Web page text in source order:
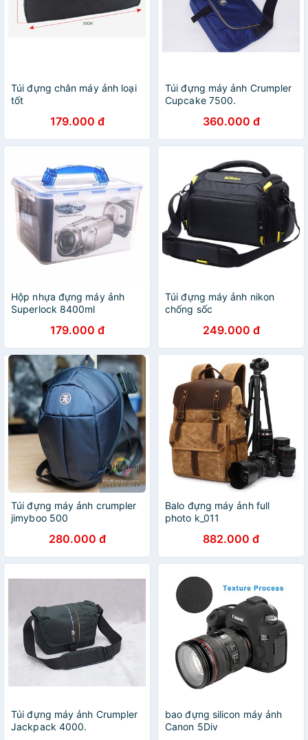
Túi đựng chân máy ảnh loại
tốt
179.000 đ
Túi đựng máy ảnh Crumpler
Cupcake 7500.
360.000 đ
Hộp nhựa đựng máy ảnh
Superlock 8400ml
179.000 đ
Túi đựng máy ảnh nikon
chống sốc
249.000 đ
Túi đựng máy ảnh crumpler
jimyboo 500
280.000 đ
Balo đựng máy ảnh full
photo k_011
882.000 đ
Túi đựng máy ảnh Crumpler
Jackpack 4000.
bao đựng silicon máy ảnh
Canon 5Div